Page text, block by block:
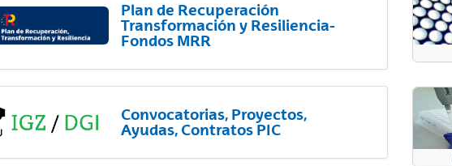
Plan de Recuperación
Transformación y Resiliencia-
Fondos MRR
Convocatorias, Proyectos,
Ayudas, Contratos PIC